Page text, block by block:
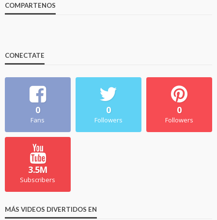
COMPARTENOS
CONECTATE
0
Fans
0
Followers
0
Followers
3.5M
Subscribers
MÁS VIDEOS DIVERTIDOS EN